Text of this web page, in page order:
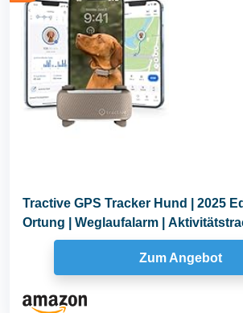
Tractive GPS Tracker Hund | 2025
Ortung | Weglaufalarm |
Zum Angebot